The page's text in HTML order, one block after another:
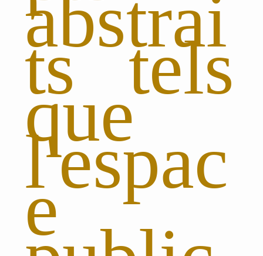
abstrai
ts tels
que
l'espac
e